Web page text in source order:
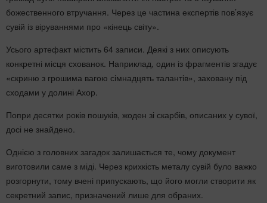
божественного втручання. Через це частина експертів пов’язує
сувій із віруваннями про «кінець світу».
Усього артефакт містить 64 записи. Деякі з них описують
конкретні місця схованок. Наприклад, один із фрагментів згадує
«скриню з грошима вагою сімнадцять талантів», заховану під
сходами у долині Ахор.
Попри десятки років пошуків, жоден зі скарбів, описаних у сувої,
досі не знайдено.
Однією з головних загадок залишається те, чому документ
виготовили саме з міді. Через крихкість металу сувій було важко
розгорнути, тому вчені припускають, що його могли створити як
секретний запис, призначений лише для обраних.